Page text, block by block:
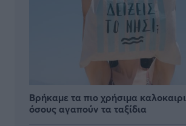
Βρήκαμε τα πιο χρήσιμα
όσους αγαπούν τα ταξίδια